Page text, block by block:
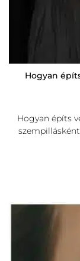
Hogyan
Hogyan építs